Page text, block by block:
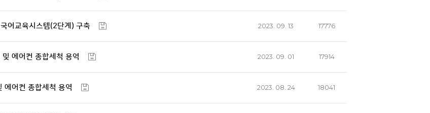
어교육시스템(2단계) 구축 2023. 09. 13 17776
에어컨 종합세척 용역 2023. 09. 01 17914
에어컨 종합세척 용역 2023. 08. 24 18041